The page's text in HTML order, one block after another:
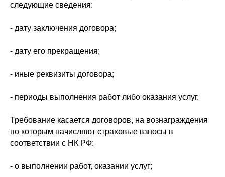
следующие сведения:
- дату заключения договора;
- дату его прекращения;
- иные реквизиты договора;
- периоды выполнения работ либо оказания услуг.
Требование касается договоров, на вознаграждения
по которым начисляют страховые взносы в
соответствии с НК РФ:
- о выполнении работ, оказании услуг;